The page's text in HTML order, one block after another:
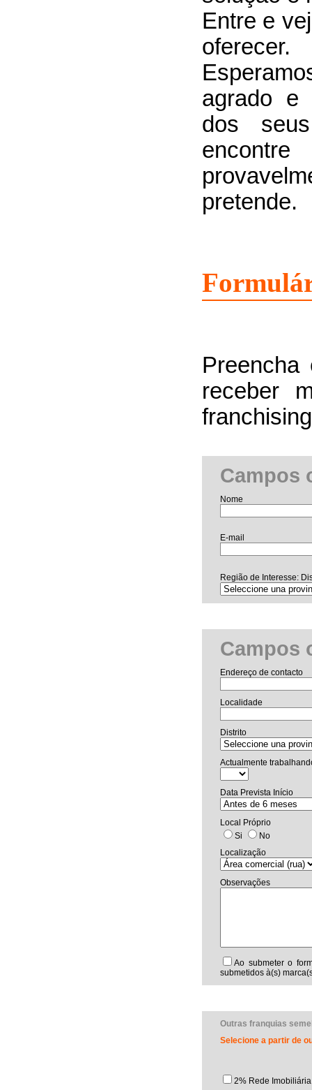
Entre e
oferecer.
agrado e
dos
pretende.
Preencha
receber
Campos
Nome
E-mail
Região de Interesse:
Campos
Endereço de contacto
Localidade
Distrito
Actualmente
Data Prevista Início
Local Próprio
Si
No
Localização
Observações
Ao submeter o
submetidos à(s)
Outras franquias
Selecione a partir de
2% Rede Imobiliária